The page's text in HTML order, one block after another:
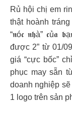
Rủ hội chị em
thật hoành tráng
“𝖓ó𝖈 𝖓𝖍à” 𝖈ủ𝖆
được 2” từ 01/
giá “cực bốc”
phục may sẵn
doanh nghiệp
1 logo trên sản